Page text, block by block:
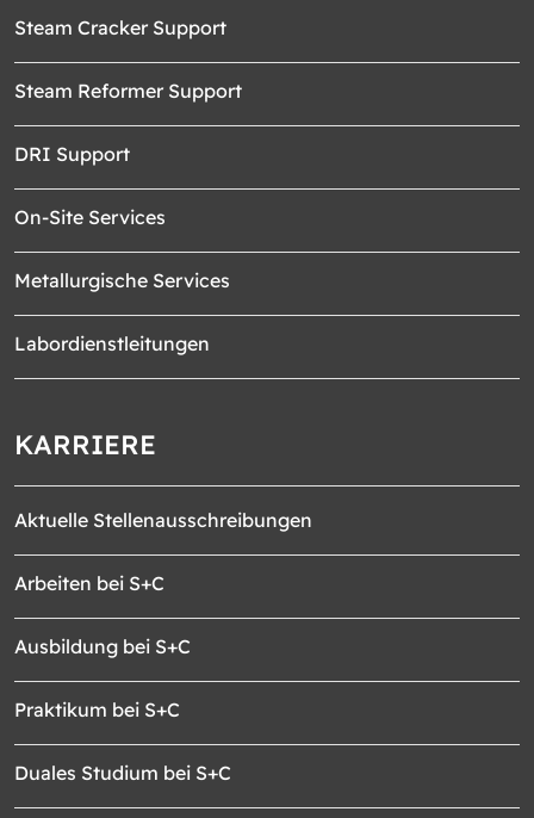
Steam Cracker Support
Steam Reformer Support
DRI Support
On-Site Services
Metallurgische Services
Labordienstleitungen
KARRIERE
Aktuelle Stellenausschreibungen
Arbeiten bei S+C
Ausbildung bei S+C
Praktikum bei S+C
Duales Studium bei S+C